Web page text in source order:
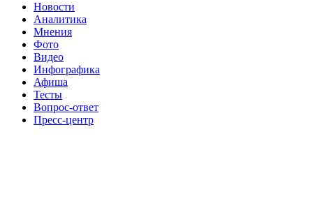
Новости
Аналитика
Мнения
Фото
Видео
Инфографика
Афиша
Тесты
Вопрос-ответ
Пресс-центр